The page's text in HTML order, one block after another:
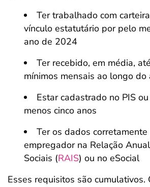
Ter trabalhado com
vínculo estatutário por pelo
ano de 2024
Ter recebido, em média,
mínimos mensais ao longo do
Estar cadastrado no PIS
menos cinco anos
Ter os dados
empregador na Relação
Sociais (RAIS) ou no eSocial
Esses requisitos são cumulativos.